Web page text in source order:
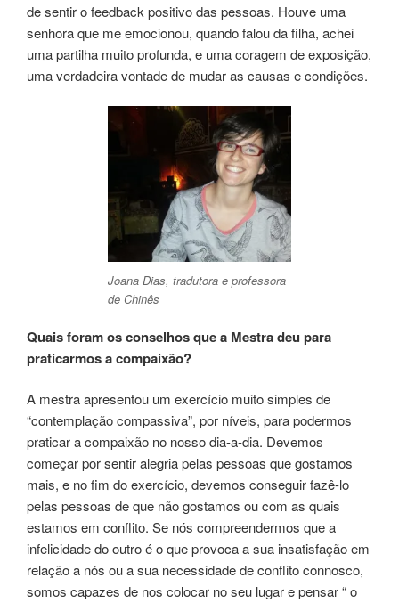
de sentir o feedback positivo das pessoas. Houve uma
senhora que me emocionou, quando falou da filha, achei
uma partilha muito profunda, e uma coragem de exposição,
uma verdadeira vontade de mudar as causas e condições.
Joana Dias, tradutora e professora
de Chinês
Quais foram os conselhos que a Mestra deu para
praticarmos a compaixão?
A mestra apresentou um exercício muito simples de
“contemplação compassiva”, por níveis, para podermos
praticar a compaixão no nosso dia-a-dia. Devemos
começar por sentir alegria pelas pessoas que gostamos
mais, e no fim do exercício, devemos conseguir fazê-lo
pelas pessoas de que não gostamos ou com as quais
estamos em conflito. Se nós compreendermos que a
infelicidade do outro é o que provoca a sua insatisfação em
relação a nós ou a sua necessidade de conflito connosco,
somos capazes de nos colocar no seu lugar e pensar “ o